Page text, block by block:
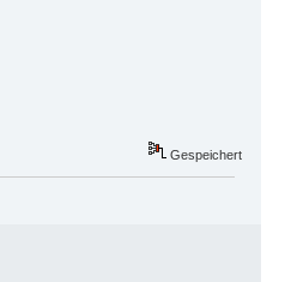
Gespeichert